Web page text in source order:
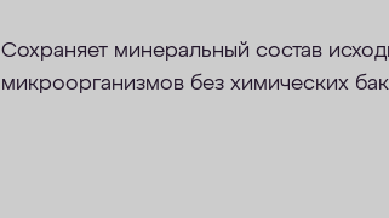
Сохраняет минеральный состав
микроорганизмов без химических